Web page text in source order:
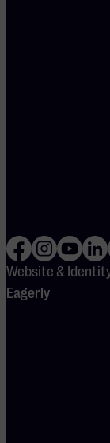
Website &
Eagerly
Als speciale gast
Steffani geldt als
veelzijdigste
Muziekprijs.
samen met
Magdalena